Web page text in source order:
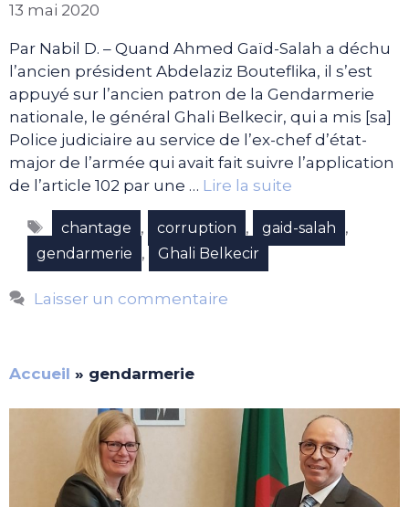
13 mai 2020
Par Nabil D. – Quand Ahmed Gaïd-Salah a déchu
l’ancien président Abdelaziz Bouteflika, il s’est
appuyé sur l’ancien patron de la Gendarmerie
nationale, le général Ghali Belkecir, qui a mis [sa]
Police judiciaire au service de l’ex-chef d’état-
major de l’armée qui avait fait suivre l’application
de l’article 102 par une … Lire la suite
Étiquettes
chantage , corruption , gaid-salah ,
gendarmerie , Ghali Belkecir
Laisser un commentaire
Accueil » gendarmerie